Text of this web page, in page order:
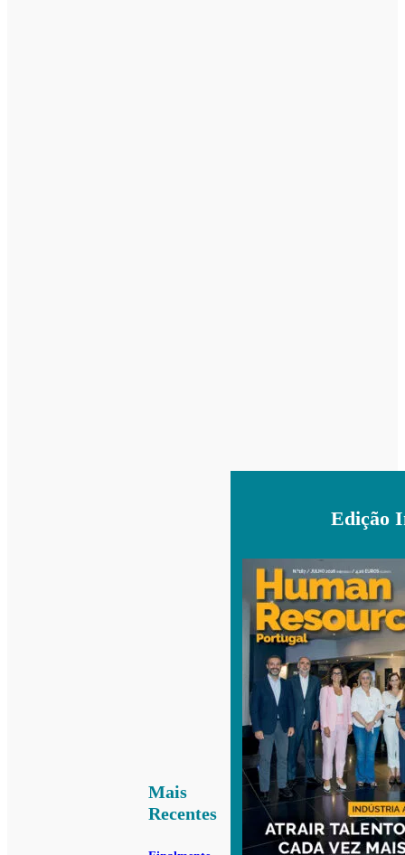
Mais
Recentes
Edição